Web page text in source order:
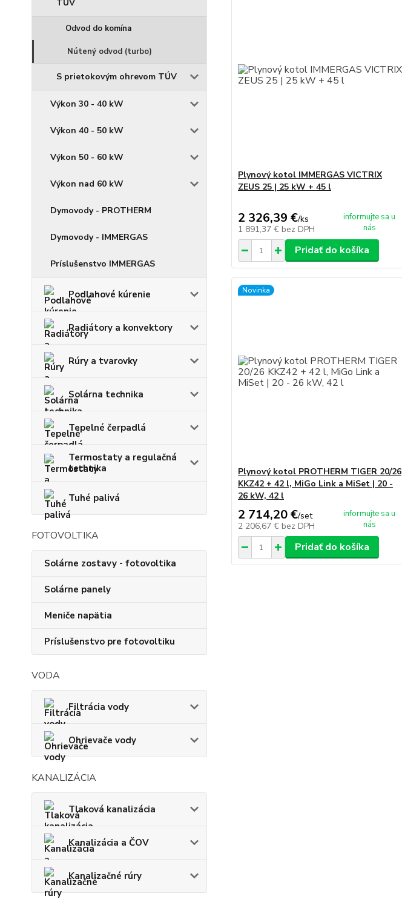
TÚV
Odvod do komína
Nútený odvod (turbo)
S prietokovým ohrevom TÚV
Výkon 30 - 40 kW
Výkon 40 - 50 kW
Výkon 50 - 60 kW
Výkon nad 60 kW
Dymovody - PROTHERM
Dymovody - IMMERGAS
Príslušenstvo IMMERGAS
Podlahové kúrenie
Radiátory a konvektory
Rúry a tvarovky
Solárna technika
Tepelné čerpadlá
Termostaty a regulačná
technika
Tuhé palivá
FOTOVOLTIKA
Solárne zostavy - fotovoltika
Solárne panely
Meniče napätia
Príslušenstvo pre fotovoltiku
VODA
Filtrácia vody
Ohrievače vody
KANALIZÁCIA
Tlaková kanalizácia
Kanalizácia a ČOV
Kanalizačné rúry
Plynový kotol IMMERGAS VICTRIX
ZEUS 25 | 25 kW + 45 l
2 326,39 €/ks
1 891,37 € bez DPH
informujte sa u
nás
Pridať do košíka
Novinka
Plynový kotol PROTHERM TIGER 20/26
KKZ42 + 42 l, MiGo Link a MiSet | 20 -
26 kW, 42 l
2 714,20 €/set
2 206,67 € bez DPH
informujte sa u
nás
Pridať do košíka